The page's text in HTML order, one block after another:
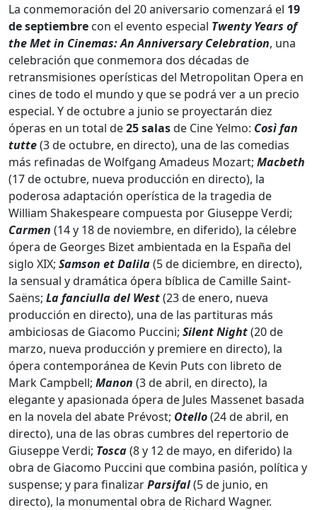
La conmemoración del 20 aniversario comenzará el 19
de septiembre con el evento especial Twenty Years of
the Met in Cinemas: An Anniversary Celebration, una
celebración que conmemora dos décadas de
retransmisiones operísticas del Metropolitan Opera en
cines de todo el mundo y que se podrá ver a un precio
especial. Y de octubre a junio se proyectarán diez
óperas en un total de25 salasde Cine Yelmo: Così fan
tutte(3 de octubre, en directo), una de las comedias
más refinadas de Wolfgang Amadeus Mozart; Macbeth
(17 de octubre, nueva producción en directo), la
poderosa adaptación operística de la tragedia de
William Shakespeare compuesta por Giuseppe Verdi;
Carmen (14 y 18 de noviembre, en diferido), la célebre
ópera de Georges Bizet ambientada en la España del
siglo XIX; Samson et Dalila(5 de diciembre, en directo),
la sensual y dramática ópera bíblica de Camille Saint-
Saëns; La fanciulla del West(23 de enero, nueva
producción en directo), una de las partituras más
ambiciosas de Giacomo Puccini; Silent Night(20 de
marzo, nueva producción y premiere en directo), la
ópera contemporánea de Kevin Puts con libreto de
Mark Campbell; Manon (3 de abril, en directo), la
elegante y apasionada ópera de Jules Massenet basada
en la novela del abate Prévost; Otello(24 de abril, en
directo), una de las obras cumbres del repertorio de
Giuseppe Verdi; Tosca(8 y 12 de mayo, en diferido) la
obra de Giacomo Puccini que combina pasión, política y
suspense; y para finalizarParsifal(5 de junio, en
directo), la monumental obra de Richard Wagner.